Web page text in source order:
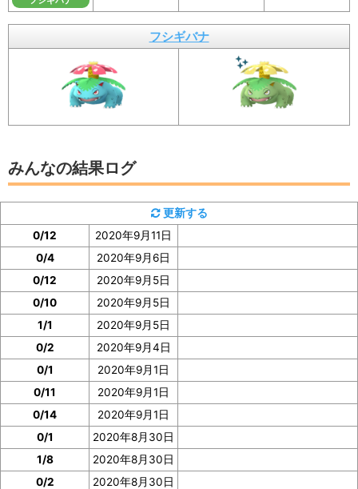
イベント参加前に図鑑の「見つけた数」をスク
ショ、またはメモしておくと便利
フシギバナの「見つけた数」は、フシギバナの図鑑ペー
ジで確認
できます。
イベント参加前に図鑑の「見つけた数」の部分のスクシ
ョを撮っておいたり、メモしておくと便利です。
ぜひご協力をお願いいたします。
フシギバナ
みんなの結果ログ
更新する
0/12
2020年9月11日
0/4
2020年9月6日
0/12
2020年9月5日
0/10
2020年9月5日
1/1
2020年9月5日
0/2
2020年9月4日
0/1
2020年9月1日
0/11
2020年9月1日
0/14
2020年9月1日
0/1
2020年8月30日
1/8
2020年8月30日
0/2
2020年8月30日